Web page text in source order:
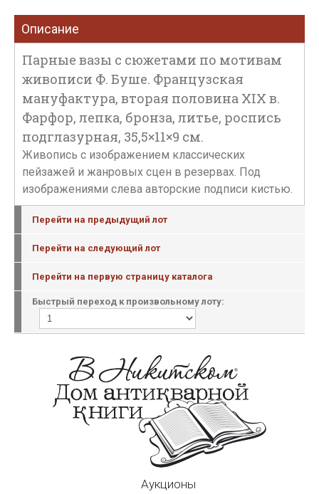
Описание
Парные вазы с сюжетами по мотивам
живописи Ф. Буше. Французская
мануфактура, вторая половина XIX в.
Фарфор, лепка, бронза, литье, роспись
подглазурная, 35,5×11×9 см.
Живопись с изображением классических
пейзажей и жанровых сцен в резервах. Под
изображениями слева авторские подписи кистью.
Перейти на предыдущий лот
Перейти на следующий лот
Перейти на первую страницу каталога
Быстрый переход к произвольному лоту:
Аукционы